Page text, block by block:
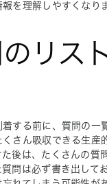
を理解しやすくなり
リス
する前に、質問の一
さん吸収できる生産
後は、たくさんの質
質問は必ず書き出して